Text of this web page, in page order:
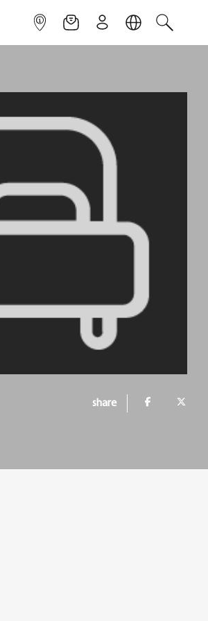
INFOPOINTNEWSLETTER
SIGN UPLANGUAGE
SEARCH
share